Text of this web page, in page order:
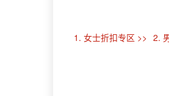
1. 女士折扣专区 >> 2.